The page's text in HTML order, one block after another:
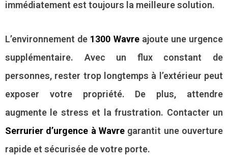
immédiatement est toujours la meilleure solution.
L’environnement de 1300 Wavreajoute une urgence
supplémentaire. Avec un flux constant de
personnes, rester trop longtemps à l’extérieur peut
exposer votre propriété. De plus, attendre
augmente le stress et la frustration. Contacter un
Serrurier d’urgence à Wavre garantit une ouverture
rapide et sécurisée de votre porte.